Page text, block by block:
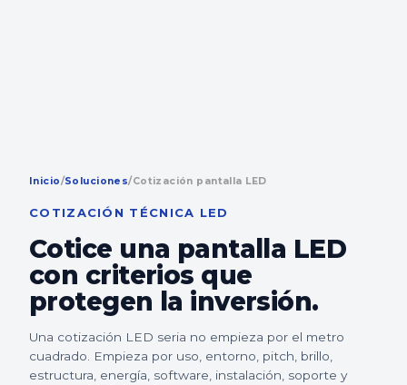
Inicio/Soluciones/Cotización pantalla LED
COTIZACIÓN TÉCNICA LED
Cotice una pantalla LED
con criterios que
protegen la inversión.
Una cotización LED seria no empieza por el metro
cuadrado. Empieza por uso, entorno, pitch, brillo,
estructura, energía, software, instalación, soporte y